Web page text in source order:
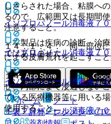
イソプロパノール消毒液７
イソプロパノール消毒液７
イソプロパノール消毒液７
イソプロパノール消毒液７
しさらされた場合、粘膜へ
るので、広範囲又は長期間
注意すること。
１４．１．４． 同一部位
による皮膚荒れを起こすこ
１４．１．５． 本剤は血
せ、内部にまで浸透しない
ている医療機器等に用いる
使用すること。
※本製品は疾病の診断・治
ではありません。
ホーム
ノート
表・計算
レジメン